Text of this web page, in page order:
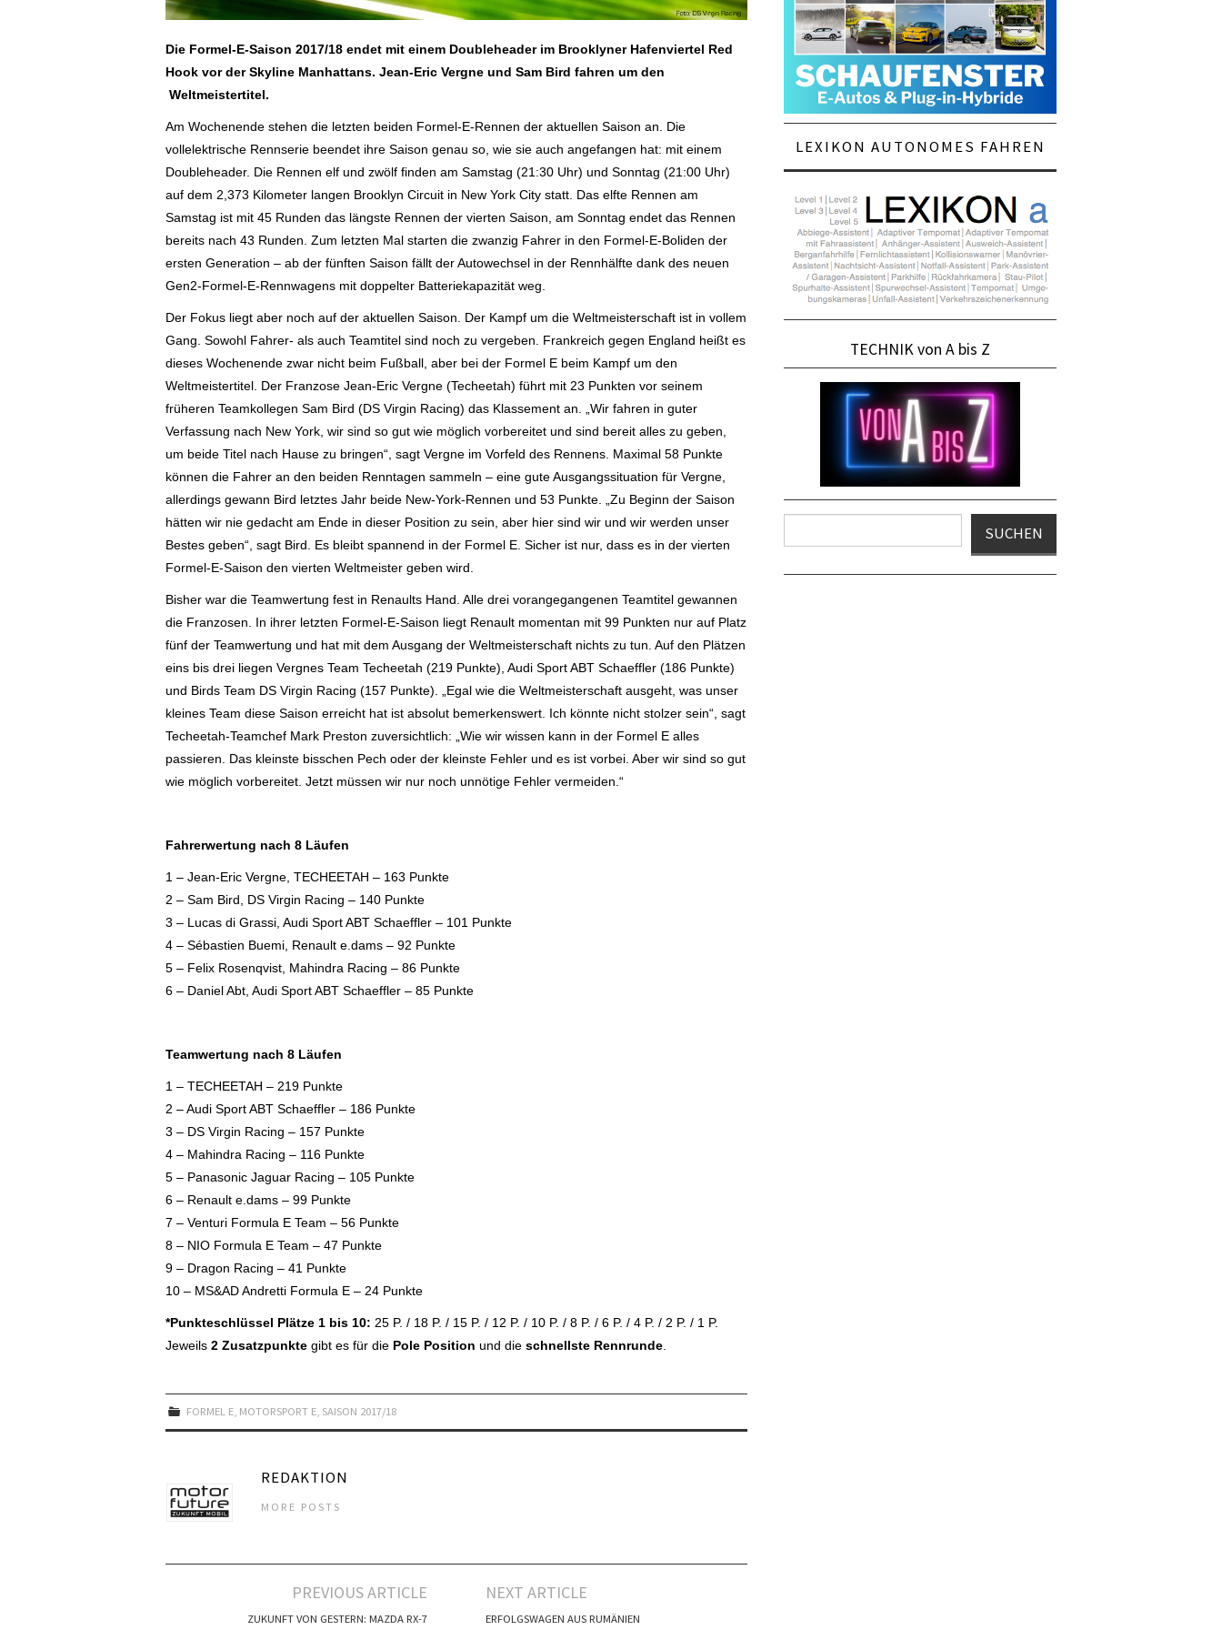
Die Formel-E-Saison 2017/18 endet mit einem Doubleheader im Brooklyner Hafenviertel Red
Hook vor der Skyline Manhattans. Jean-Eric Vergne und Sam Bird fahren um den
Weltmeistertitel.
Am Wochenende stehen die letzten beiden Formel-E-Rennen der aktuellen Saison an. Die
vollelektrische Rennserie beendet ihre Saison genau so, wie sie auch angefangen hat: mit einem
Doubleheader. Die Rennen elf und zwölf finden am Samstag (21:30 Uhr) und Sonntag (21:00 Uhr)
auf dem 2,373 Kilometer langen Brooklyn Circuit in New York City statt. Das elfte Rennen am
Samstag ist mit 45 Runden das längste Rennen der vierten Saison, am Sonntag endet das Rennen
bereits nach 43 Runden. Zum letzten Mal starten die zwanzig Fahrer in den Formel-E-Boliden der
ersten Generation – ab der fünften Saison fällt der Autowechsel in der Rennhälfte dank des neuen
Gen2-Formel-E-Rennwagens mit doppelter Batteriekapazität weg.
Der Fokus liegt aber noch auf der aktuellen Saison. Der Kampf um die Weltmeisterschaft ist in vollem
Gang. Sowohl Fahrer- als auch Teamtitel sind noch zu vergeben. Frankreich gegen England heißt es
dieses Wochenende zwar nicht beim Fußball, aber bei der Formel E beim Kampf um den
Weltmeistertitel. Der Franzose Jean-Eric Vergne (Techeetah) führt mit 23 Punkten vor seinem
früheren Teamkollegen Sam Bird (DS Virgin Racing) das Klassement an. „Wir fahren in guter
Verfassung nach New York, wir sind so gut wie möglich vorbereitet und sind bereit alles zu geben,
um beide Titel nach Hause zu bringen“, sagt Vergne im Vorfeld des Rennens. Maximal 58 Punkte
können die Fahrer an den beiden Renntagen sammeln – eine gute Ausgangssituation für Vergne,
allerdings gewann Bird letztes Jahr beide New-York-Rennen und 53 Punkte. „Zu Beginn der Saison
hätten wir nie gedacht am Ende in dieser Position zu sein, aber hier sind wir und wir werden unser
Bestes geben“, sagt Bird. Es bleibt spannend in der Formel E. Sicher ist nur, dass es in der vierten
Formel-E-Saison den vierten Weltmeister geben wird.
Bisher war die Teamwertung fest in Renaults Hand. Alle drei vorangegangenen Teamtitel gewannen
die Franzosen. In ihrer letzten Formel-E-Saison liegt Renault momentan mit 99 Punkten nur auf Platz
fünf der Teamwertung und hat mit dem Ausgang der Weltmeisterschaft nichts zu tun. Auf den Plätzen
eins bis drei liegen Vergnes Team Techeetah (219 Punkte), Audi Sport ABT Schaeffler (186 Punkte)
und Birds Team DS Virgin Racing (157 Punkte). „Egal wie die Weltmeisterschaft ausgeht, was unser
kleines Team diese Saison erreicht hat ist absolut bemerkenswert. Ich könnte nicht stolzer sein“, sagt
Techeetah-Teamchef Mark Preston zuversichtlich: „Wie wir wissen kann in der Formel E alles
passieren. Das kleinste bisschen Pech oder der kleinste Fehler und es ist vorbei. Aber wir sind so gut
wie möglich vorbereitet. Jetzt müssen wir nur noch unnötige Fehler vermeiden.“
Fahrerwertung nach 8 Läufen
1 – Jean-Eric Vergne, TECHEETAH – 163 Punkte
2 – Sam Bird, DS Virgin Racing – 140 Punkte
3 – Lucas di Grassi, Audi Sport ABT Schaeffler – 101 Punkte
4 – Sébastien Buemi, Renault e.dams – 92 Punkte
5 – Felix Rosenqvist, Mahindra Racing – 86 Punkte
6 – Daniel Abt, Audi Sport ABT Schaeffler – 85 Punkte
Teamwertung nach 8 Läufen
1 – TECHEETAH – 219 Punkte
2 – Audi Sport ABT Schaeffler – 186 Punkte
3 – DS Virgin Racing – 157 Punkte
4 – Mahindra Racing – 116 Punkte
5 – Panasonic Jaguar Racing – 105 Punkte
6 – Renault e.dams – 99 Punkte
7 – Venturi Formula E Team – 56 Punkte
8 – NIO Formula E Team – 47 Punkte
9 – Dragon Racing – 41 Punkte
10 – MS&AD Andretti Formula E – 24 Punkte
*Punkteschlüssel Plätze 1 bis 10: 25 P. / 18 P. / 15 P. / 12 P. / 10 P. / 8 P. / 6 P. / 4 P. / 2 P. / 1 P.
Jeweils 2 Zusatzpunkte gibt es für die Pole Position und die schnellste Rennrunde
FORMEL E MOTORSPORT E SAISON 2017/18
REDAKTION
MORE POSTS
Navigation
PREVIOUS ARTICLE
ZUKUNFT VON GESTERN: MAZDA RX-7
NEXT ARTICLE
ERFOLGSWAGEN AUS RUMÄNIEN
LEXIKON AUTONOMES FAHREN
TECHNIK von A bis Z
SUCHEN